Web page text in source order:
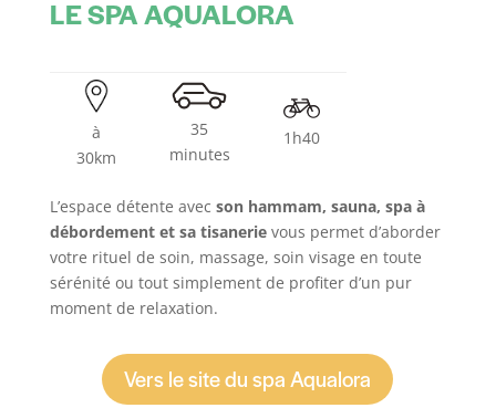
LE SPA AQUALORA
à
30km
35
minutes
1h40
L’espace détente avec son hammam, sauna, spa à
débordement et sa tisanerievous permet d’aborder
votre rituel de soin, massage, soin visage en toute
sérénité ou tout simplement de profiter d’un pur
moment de relaxation.
Vers le site du spa Aqualora